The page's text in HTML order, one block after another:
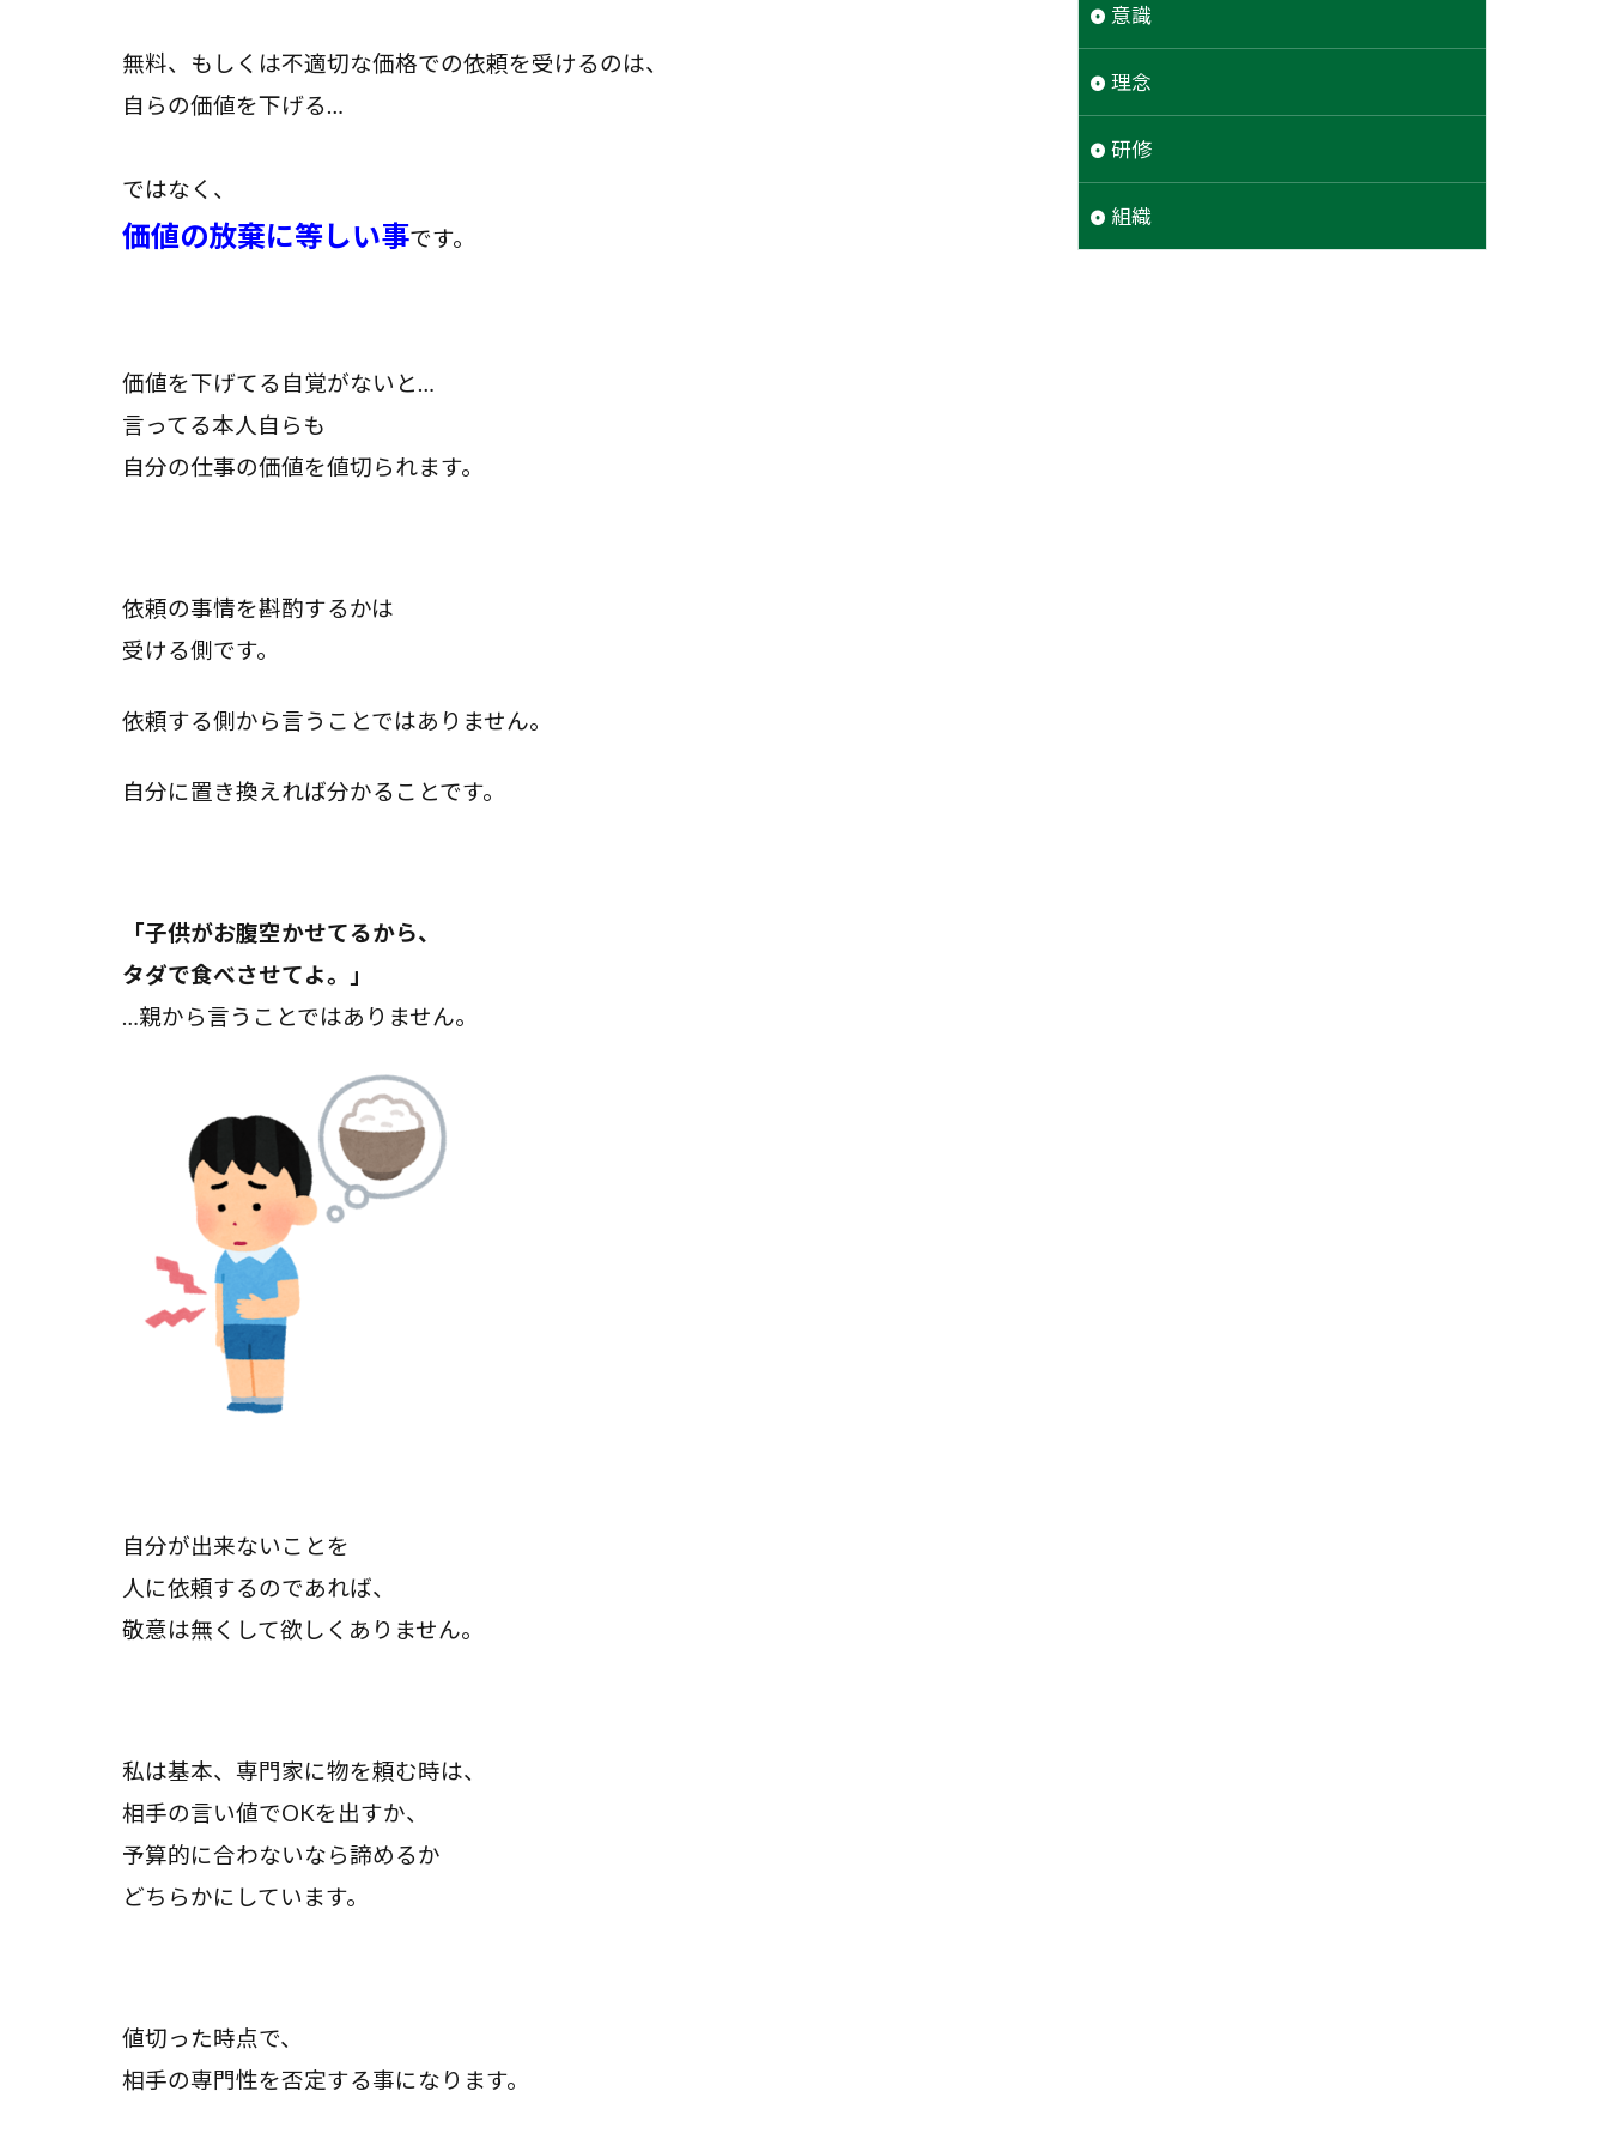
無料、もしくは不適切な価格での依頼を受けるのは、
自らの価値を下げる…
ではなく、
価値の放棄に等しい事です。
価値を下げてる自覚がないと…
言ってる本人自らも
自分の仕事の価値を値切られます。
依頼の事情を斟酌するかは
受ける側です。
依頼する側から言うことではありません。
自分に置き換えれば分かることです。
「子供がお腹空かせてるから、
タダで食べさせてよ。」
…親から言うことではありません。
自分が出来ないことを
人に依頼するのであれば、
敬意は無くして欲しくありません。
私は基本、専門家に物を頼む時は、
相手の言い値でOKを出すか、
予算的に合わないなら諦めるか
どちらかにしています。
値切った時点で、
相手の専門性を否定する事になります。
意識
理念
研修
組織